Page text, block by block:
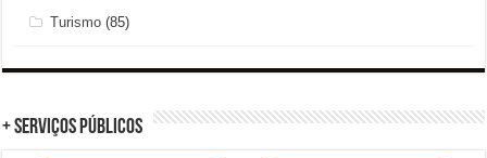
Turismo (85)
+ Serviços Públicos